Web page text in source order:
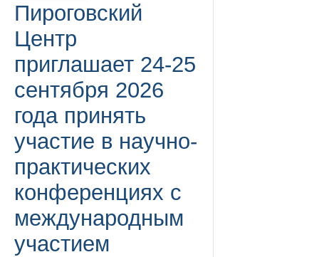
Пироговский
Центр
приглашает 24-25
сентября 2026
года принять
участие в научно-
практических
конференциях с
международным
участием